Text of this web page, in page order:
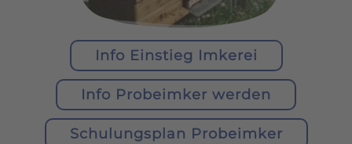
Info Einstieg Imkerei
Info Probeimker werden
Schulungsplan Probeimker